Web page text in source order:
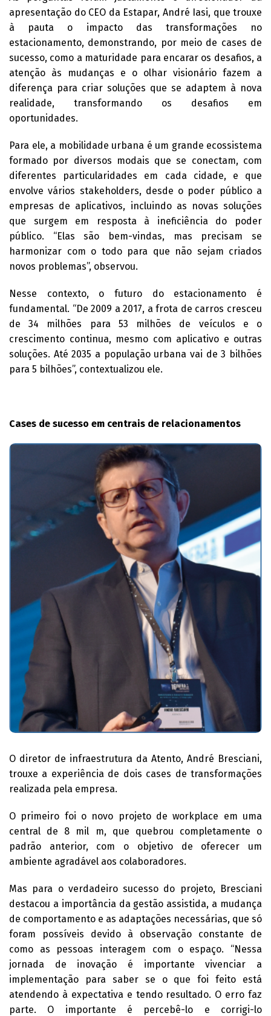
apresentação do CEO da Estapar, André Iasi, que trouxe
à pauta o impacto das transformações no
estacionamento, demonstrando, por meio de cases de
sucesso, como a maturidade para encarar os desafios, a
atenção às mudanças e o olhar visionário fazem a
diferença para criar soluções que se adaptem à nova
realidade, transformando os desafios em
oportunidades.
Para ele, a mobilidade urbana é um grande ecossistema
formado por diversos modais que se conectam, com
diferentes particularidades em cada cidade, e que
envolve vários stakeholders, desde o poder público a
empresas de aplicativos, incluindo as novas soluções
que surgem em resposta à ineficiência do poder
público. “Elas são bem-vindas, mas precisam se
harmonizar com o todo para que não sejam criados
novos problemas”, observou.
Nesse contexto, o futuro do estacionamento é
fundamental. “De 2009 a 2017, a frota de carros cresceu
de 34 milhões para 53 milhões de veículos e o
crescimento continua, mesmo com aplicativo e outras
soluções. Até 2035 a população urbana vai de 3 bilhões
para 5 bilhões”, contextualizou ele.
Cases de sucesso em centrais de relacionamentos
O diretor de infraestrutura da Atento, André Bresciani,
trouxe a experiência de dois cases de transformações
realizada pela empresa.
O primeiro foi o novo projeto de workplace em uma
central de 8 mil m, que quebrou completamente o
padrão anterior, com o objetivo de oferecer um
ambiente agradável aos colaboradores.
Mas para o verdadeiro sucesso do projeto, Bresciani
destacou a importância da gestão assistida, a mudança
de comportamento e as adaptações necessárias, que só
foram possíveis devido à observação constante de
como as pessoas interagem com o espaço. “Nessa
jornada de inovação é importante vivenciar a
implementação para saber se o que foi feito está
atendendo à expectativa e tendo resultado. O erro faz
parte. O importante é percebê-lo e corrigi-lo